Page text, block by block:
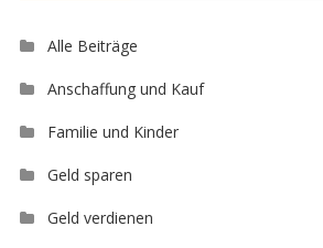
Alle Beiträge
Anschaffung und Kauf
Familie und Kinder
Geld sparen
Geld verdienen